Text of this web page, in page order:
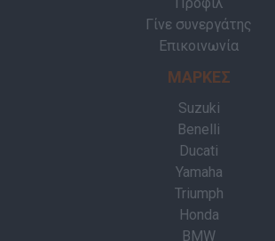
Γίνε συνεργάτης
Επικοινωνία
ΜΑΡΚΕΣ
Suzuki
Benelli
Ducati
Yamaha
Triumph
Honda
BMW